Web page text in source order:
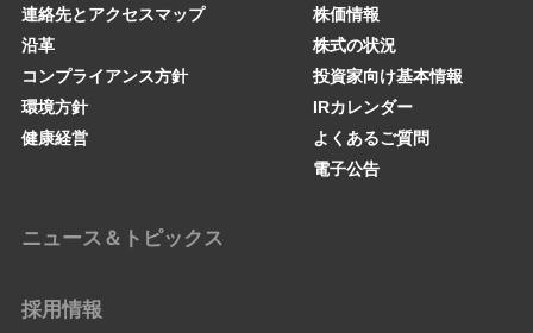
連絡先とアクセスマップ
沿革
コンプライアンス方針
環境方針
健康経営
株価情報
株式の状況
投資家向け基本情報
IRカレンダー
よくあるご質問
電子公告
ニュース＆トピックス
採用情報